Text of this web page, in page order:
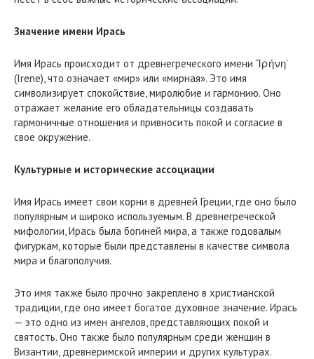
Значение имени Ирась
Имя Ирась происходит от древнегреческого имени ‘Ἰρήνη’
(Irene), что означает «мир» или «мирная». Это имя
символизирует спокойствие, миролюбие и гармонию. Оно
отражает желание его обладательницы создавать
гармоничные отношения и привносить покой и согласие в
свое окружение.
Культурные и исторические ассоциации
Имя Ирась имеет свои корни в древней Греции, где оно было
популярным и широко используемым. В древнегреческой
мифологии, Ирась была богиней мира, а также годовалым
фигуркам, которые были представлены в качестве символа
мира и благополучия.
Это имя также было прочно закреплено в христианской
традиции, где оно имеет богатое духовное значение. Ирась
— это одно из имен ангелов, представляющих покой и
святость. Оно также было популярным среди женщин в
Византии, древнеримской империи и других культурах.